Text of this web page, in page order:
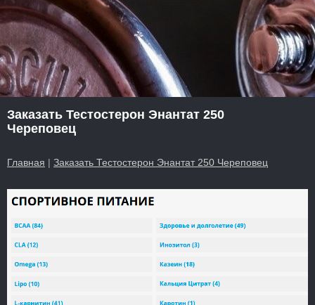
Заказать Тестостерон Энантат 250
Череповец
Главная | Заказать Тестостерон Энантат 250 Череповец